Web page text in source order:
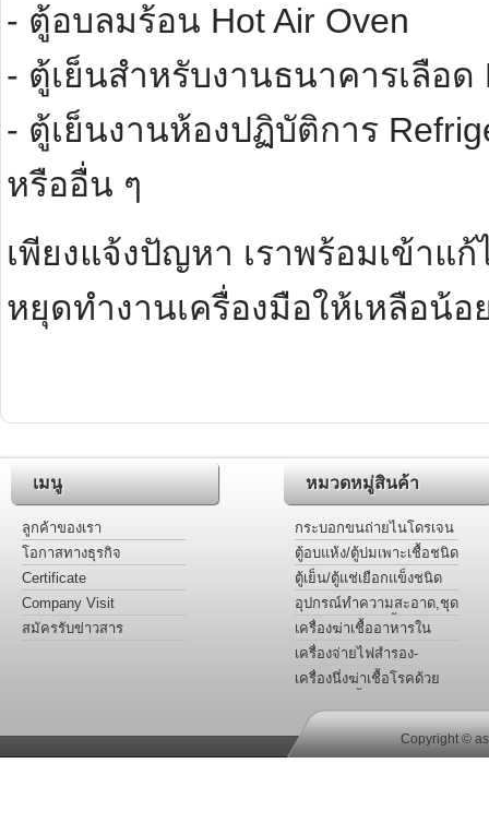
- ตู้อบลมร้อน Hot Air Oven
- ตู้เย็นสำหรับงานธนาคารเลือด
- ตู้เย็นงานห้องปฏิบัติการ
หรืออื่น ๆ
เพียงแจ้งปัญหา เราพร้อมเข้าแก้
หยุดทำงานเครื่องมือให้เหลือน้อ
เมนู
ลูกค้าของเรา
โอกาสทางธุรกิจ
Certificate
Company Visit
สมัครรับข่าวสาร
หมวดหมู่สินค้า
กระบอกขนถ่ายไนโดรเจน
เหลวชนิดพกพา
ตู้อบแห้ง/ตู้บ่มเพาะเชื้อชนิด
กันระเบิด
ตู้เย็น/ตู้แช่เยือกแข็งชนิด
กันระเบิด
อุปกรณ์ทำความสะอาด,ชุด
แต่งกาย,ชุดกันเปื้อน ฯ
เครื่องฆ่าเชื้ออาหารใน
บรรจุภัณฑ์
เครื่องจ่ายไฟสำรอง-
ควบคุมแรงดันไฟฟ้า
เครื่องนึ่งฆ่าเชื้อโรคด้วย
Copyright ©